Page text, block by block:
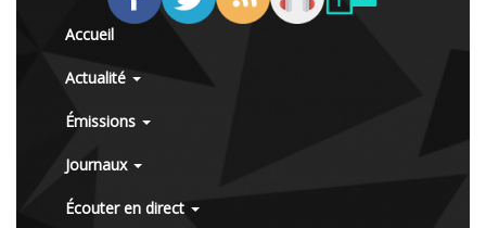
Accueil
Actualité
Émissions
Journaux
Écouter en direct